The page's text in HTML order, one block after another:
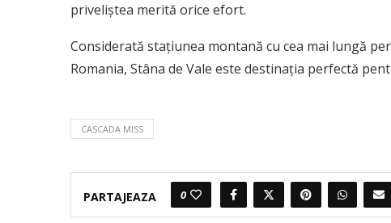
priveliștea merită orice efort.
Considerată stațiunea montană cu cea mai lungă
Romania, Stâna de Vale este destinația perfectă
CASCADA MISS
PARTAJEAZA 0